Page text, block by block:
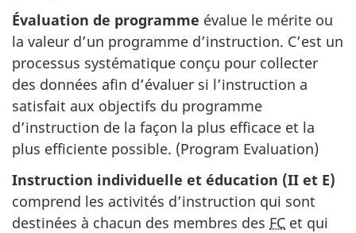
Évaluation de programme évalue le mérite ou
la valeur d’un programme d’instruction. C’est un
processus systématique conçu pour collecter
des données afin d’évaluer si l’instruction a
satisfait aux objectifs du programme
d’instruction de la façon la plus efficace et la
plus efficiente possible. (Program Evaluation)
Instruction individuelle et éducation (II et E)
comprend les activités d’instruction qui sont
destinées à chacun des membres des FC et qui